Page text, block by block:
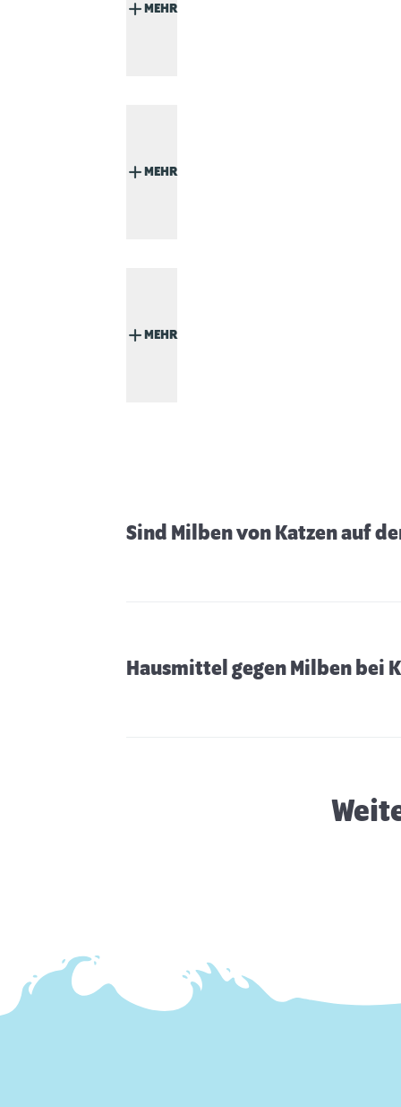
MEHR
MEHR
MEHR
Sind Milben von Katzen auf
Hausmittel gegen Milben bei